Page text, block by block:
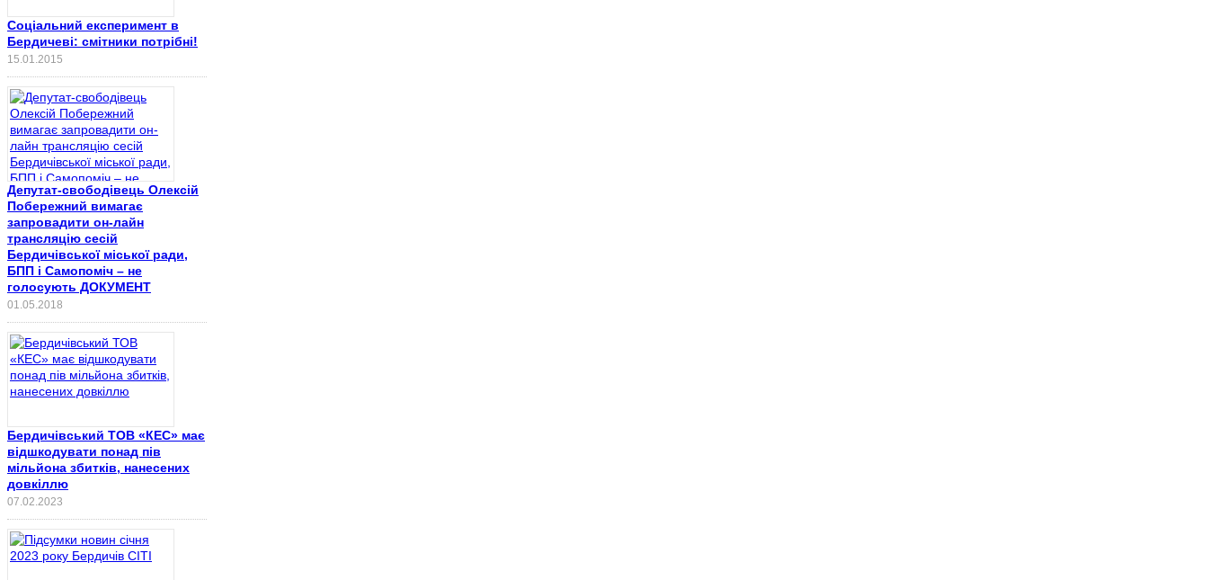
Соціальний експеримент в
Бердичеві: смітники потрібні!
15.01.2015
Депутат-свободівець Олексій
Побережний вимагає
запровадити он-лайн
трансляцію сесій
Бердичівської міської ради,
БПП і Самопоміч – не
голосують ДОКУМЕНТ
01.05.2018
Бердичівський ТОВ «КЕС» має
відшкодувати понад пів
мільйона збитків, нанесених
довкіллю
07.02.2023